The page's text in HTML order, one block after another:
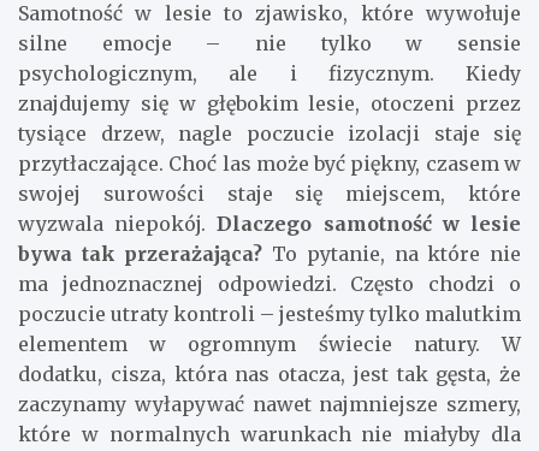
Samotność w lesie to zjawisko, które wywołuje
silne emocje – nie tylko w sensie
psychologicznym, ale i fizycznym. Kiedy
znajdujemy się w głębokim lesie, otoczeni przez
tysiące drzew, nagle poczucie izolacji staje się
przytłaczające. Choć las może być piękny, czasem w
swojej surowości staje się miejscem, które
wyzwala niepokój.Dlaczego samotność w lesie
bywa tak przerażająca? To pytanie, na które nie
ma jednoznacznej odpowiedzi. Często chodzi o
poczucie utraty kontroli – jesteśmy tylko malutkim
elementem w ogromnym świecie natury. W
dodatku, cisza, która nas otacza, jest tak gęsta, że
zaczynamy wyłapywać nawet najmniejsze szmery,
które w normalnych warunkach nie miałyby dla